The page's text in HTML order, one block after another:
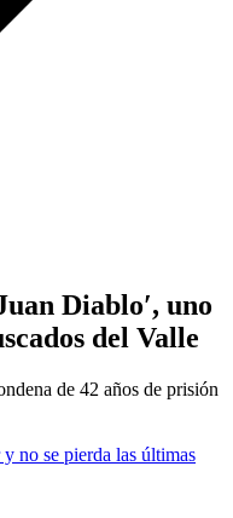
Diablo′, uno
del Valle
de 42 años de prisión
no se pierda las últimas